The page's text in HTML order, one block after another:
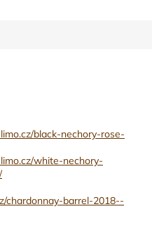
black-nechory-rose-
white-nechory-
chardonnay-barrel-2018--